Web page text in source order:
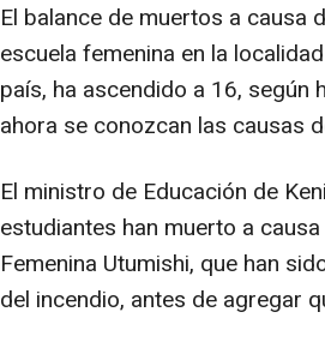
El balance de muertos a causa
escuela femenina en la
país, ha ascendido a 16,
ahora se conozcan las causas
El ministro de Educación de
estudiantes han muerto a
Femenina Utumishi, que han
del incendio, antes de agregar